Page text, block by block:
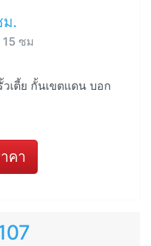
ม.
ซม
เตี้ย กั้นเขตแดน บอก
คา